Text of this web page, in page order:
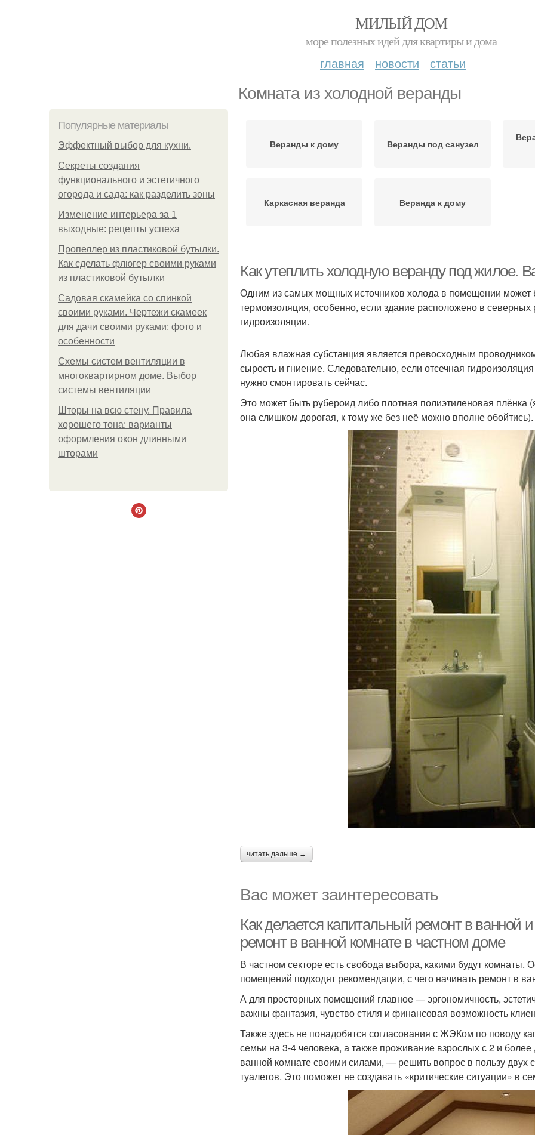
МИЛЫЙ ДОМ
море полезных идей для квартиры и дома
главная новости статьи
Комната из холодной веранды
Популярные материалы
Эффектный выбор для кухни.
Секреты создания
функционального и эстетичного
огорода и сада: как разделить зоны
Изменение интерьера за 1
выходные: рецепты успеха
Пропеллер из пластиковой бутылки.
Как сделать флюгер своими руками
из пластиковой бутылки
Садовая скамейка со спинкой
своими руками. Чертежи скамеек
для дачи своими руками: фото и
особенности
Схемы систем вентиляции в
многоквартирном доме. Выбор
системы вентиляции
Шторы на всю стену. Правила
хорошего тона: варианты
оформления окон длинными
шторами
Веранды к дому Веранды под санузел
Каркасная веранда Веранда к дому
Как утеплить холодную веранду под жилое.
Одним из самых мощных источников холода в помещении может
термоизоляция, особенно, если здание расположено в
гидроизоляции.
Любая влажная субстанция является превосходным
сырость и гниение. Следовательно, если отсечная
нужно смонтировать сейчас.
Это может быть рубероид либо плотная полиэтиленовая
она слишком дорогая, к тому же без неё можно вполне обойтись).
читать дальше →
Вас может заинтересовать
Как делается капитальный ремонт в ванной
ремонт в ванной комнате в частном доме
В частном секторе есть свобода выбора, какими будут комнаты.
помещений подходят рекомендации, с чего начинать ремонт в
А для просторных помещений главное — эргономичность,
важны фантазия, чувство стиля и финансовая возможность
Также здесь не понадобятся согласования с ЖЭКом по поводу
семьи на 3-4 человека, а также проживание взрослых с 2 и
ванной комнате своими силами, — решить вопрос в пользу
туалетов. Это поможет не создавать «критические ситуации» в